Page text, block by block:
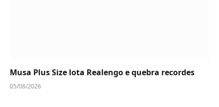
Musa Plus Size lota Realengo e quebra recordes
05/08/2026